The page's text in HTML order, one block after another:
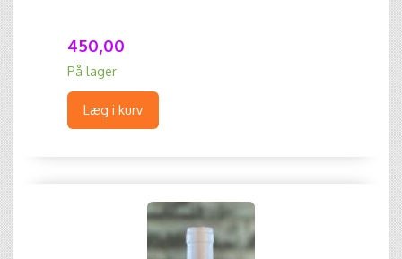
450,00
På lager
Læg i kurv